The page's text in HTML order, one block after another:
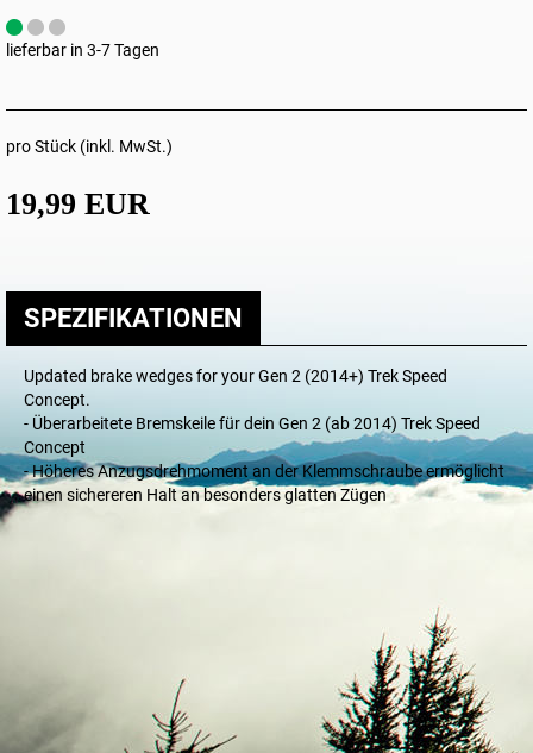
lieferbar in 3-7 Tagen
pro Stück (inkl. MwSt.)
19,99 EUR
SPEZIFIKATIONEN
Updated brake wedges for your Gen 2 (2014+) Trek Speed
Concept.
- Überarbeitete Bremskeile für dein Gen 2 (ab 2014) Trek Speed
Concept
- Höheres Anzugsdrehmoment an der Klemmschraube ermöglicht
einen sichereren Halt an besonders glatten Zügen